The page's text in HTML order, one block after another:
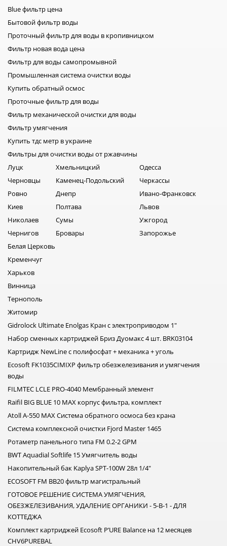
Blue фильтр цена
Бытовой фильтр воды
Проточный фильтр для воды в кропивницком
Фильтр новая вода цена
Фильтр для воды самопромывной
Промышленная система очистки воды
Купить обратный осмос
Проточные фильтр для воды
Фильтр механической очистки для воды
Фильтр умягчения
Купить тдс метр в украине
Фильтры для очистки воды от ржавчины
Луцк
Черновцы
Ровно
Киев
Николаев
Чернигов
Хмельницкий
Каменец-Подольский
Днепр
Полтава
Сумы
Бровары
Одесса
Черкассы
Ивано-Франковск
Львов
Ужгород
Запорожье
Белая Церковь
Кременчуг
Харьков
Винница
Тернополь
Житомир
Gidrolock Ultimate Enolgas Кран с электроприводом 1"
Набор сменных картриджей Бриз Дуомакс 4 шт. BRK03104
Картридж NewLine c полифосфат + механика + уголь
Ecosoft FK1035CIMIXP фильтр обезжелезивания и умягчения
воды
FILMTEC LCLE PRO-4040 Мембранный элемент
Raifil BIG BLUE 10 MAX корпус фильтра, комплект
Atoll A-550 MAX Система обратного осмоса без крана
Система комплексной очистки Fjord Master 1465
Ротаметр панельного типа FM 0.2-2 GPM
BWT Aquadial Softlife 15 Умягчитель воды
Накопительный бак Kaplya SPT-100W 28л 1/4"
ECOSOFT FM ВВ20 фильтр магистральный
ГОТОВОЕ РЕШЕНИЕ СИСТЕМА УМЯГЧЕНИЯ,
ОБЕЗЖЕЛЕЗИВАНИЯ, УДАЛЕНИЕ ОРГАНИКИ - 5-В-1 - ДЛЯ
КОТТЕДЖА
Комплект картриджей Ecosoft P’URE Balance на 12 месяцев
CHV6PUREBAL